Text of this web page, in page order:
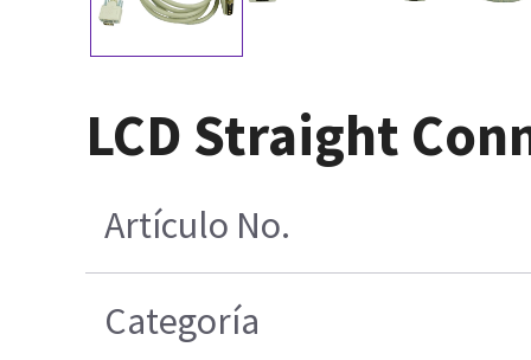
LCD Straight
Artículo No.
Categoría